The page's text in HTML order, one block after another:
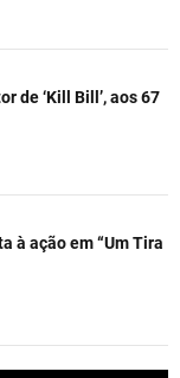
de ‘Kill Bill’, aos 67
à ação em “Um Tira